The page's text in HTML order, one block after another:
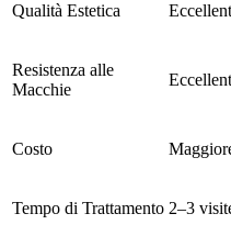
Qualità Estetica
Resistenza alle
Macchie
Costo
Tempo di Trattamento 2–3